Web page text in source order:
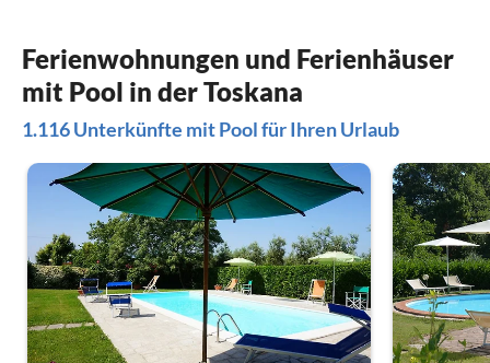
Ferienwohnungen und Ferienhäuser
mit Pool in der Toskana
1.116 Unterkünfte mit Pool für Ihren Urlaub